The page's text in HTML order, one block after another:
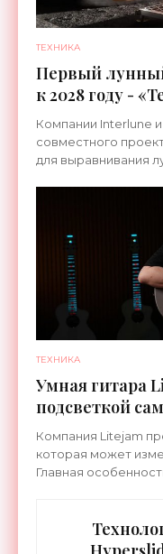
ТЕХНИКА
Первый лунный
к 2028 году -
Компании Interlune
совместного
для выравнивания
ТЕХНИКА
Умная гитара
подсветкой
«Гаджеты»
Компания Litejam
которая может
Главная